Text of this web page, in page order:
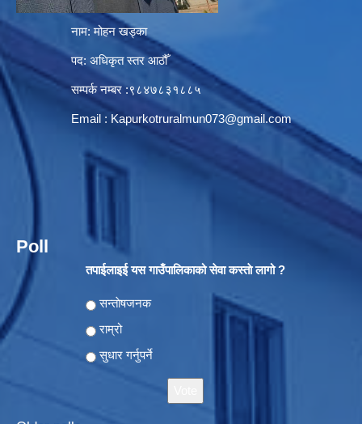
नाम: मोहन खड्का
पद: अधिकृत स्तर आठौँ
सम्पर्क नम्बर :९८४७८३१८८५
Email : Kapurkotruralmun073@gmail.com
Poll
तपाईलाइई यस गाउँपालिकाको सेवा कस्ताे लागो ?
Choices
सन्ताेषजनक
राम्रो
सुधार गर्नुपर्ने